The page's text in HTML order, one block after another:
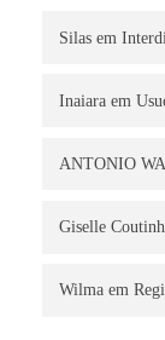
Silas em
Inaiara em
ANTONIO
Giselle
Wilma em